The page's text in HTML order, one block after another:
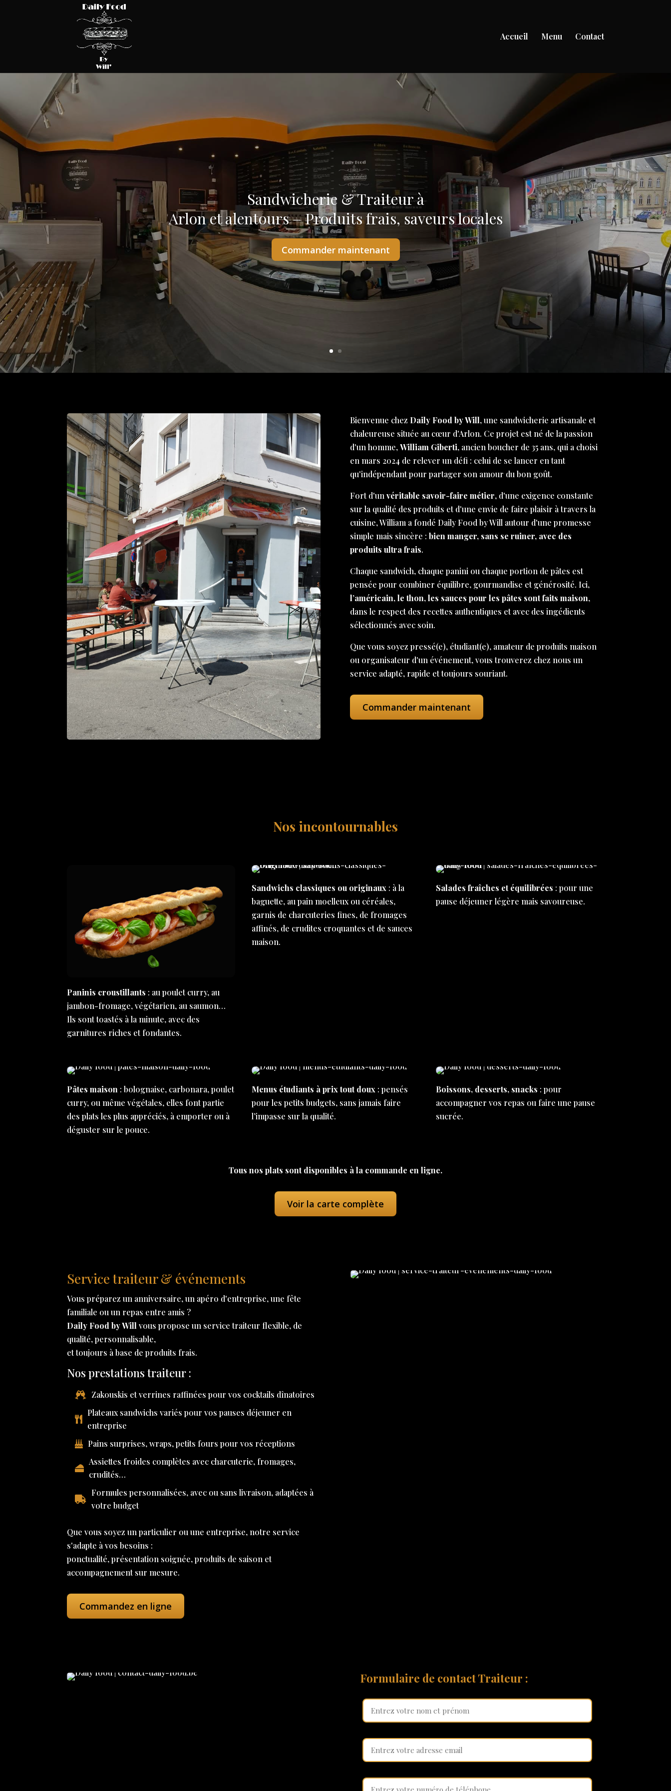
Accueil Menu Contact
Sandwicherie & Traiteur à
Arlon et alentours – Produits frais, saveurs locales
Commander maintenant
Bienvenue chez Daily Food by Will, une sandwicherie artisanale et
chaleureuse située au cœur d'Arlon. Ce projet est né de la passion
d'un homme,William Giberti, ancien boucher de 35 ans, qui a choisi
en mars 2024 de relever un défi : celui de se lancer en tant
qu'indépendant pour partager son amour du bon goût.
Fort d'unvéritable savoir-faire métier, d'une exigence constante
sur la qualité des produits et d'une envie de faire plaisir à travers la
cuisine, William a fondé Daily Food by Will autour d'une promesse
simple mais sincère :bien manger, sans se ruiner, avec des
produits ultra frais.
Chaque sandwich, chaque panini ou chaque portion de pâtes est
pensée pour combiner équilibre, gourmandise et générosité. Ici,
l’américain, le thon, les sauces pour les pâtes sont faits maison,
dans le respect des recettes authentiques et avec des ingédients
sélectionnés avec soin.
Que vous soyez pressé(e), étudiant(e), amateur de produits maison
ou organisateur d'un événement, vous trouverez chez nous un
service adapté, rapide et toujours souriant.
Commander maintenant
Nos incontournables
Paninis croustillants : au poulet curry, au
jambon-fromage, végétarien, au saumon…
Ils sont toastés à la minute, avec des
garnitures riches et fondantes.
Sandwichs classiques ou originaux: à la
baguette, au pain moelleux ou céréales,
garnis de charcuteries fines, de fromages
affinés, de crudites croquantes et de sauces
maison.
Salades fraîches et équilibrées : pour une
pause déjeuner légère mais savoureuse.
Pâtes maison : bolognaise, carbonara, poulet
curry, ou même végétales, elles font partie
des plats les plus appréciés, à emporter ou à
déguster sur le pouce.
Menus étudiants à prix tout doux : pensés
pour les petits budgets, sans jamais faire
l’impasse sur la qualité.
Boissons, desserts, snacks : pour
accompagner vos repas ou faire une pause
sucrée.
Tous nos plats sont disponibles à la commande en ligne.
Voir la carte complète
Service traiteur & événements
Vous préparez un anniversaire, un apéro d'entreprise, une fête
familiale ou un repas entre amis ?
Daily Food by Will vous propose un service traiteur flexible, de
qualité, personnalisable,
et toujours à base de produits frais.
Nos prestations traiteur :
Zakouskis et verrines raffinées pour vos cocktails dînatoires
Plateaux sandwichs variés pour vos pauses déjeuner en
entreprise
Pains surprises, wraps, petits fours pour vos réceptions
Assiettes froides complètes avec charcuterie, fromages,
crudités…
Formules personnalisées, avec ou sans livraison, adaptées à
votre budget
Que vous soyez un particulier ou une entreprise, notre service
s'adapte à vos besoins :
ponctualité, présentation soignée, produits de saison et
accompagnement sur mesure.
Commandez en ligne
Formulaire de contact Traiteur :